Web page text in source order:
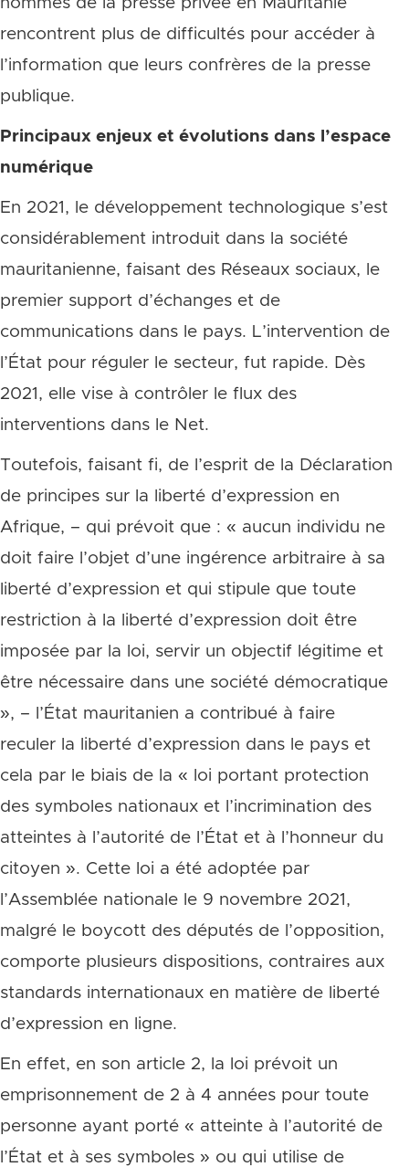
rencontrent plus de difficultés pour accéder à
l’information que leurs confrères de la presse
publique.
Principaux enjeux et évolutions dans l’espace
numérique
En 2021, le développement technologique s’est
considérablement introduit dans la société
mauritanienne, faisant des Réseaux sociaux, le
premier support d’échanges et de
communications dans le pays. L’intervention de
l’État pour réguler le secteur, fut rapide. Dès
2021, elle vise à contrôler le flux des
interventions dans le Net.
Toutefois, faisant fi, de l’esprit de la Déclaration
de principes sur la liberté d’expression en
Afrique, – qui prévoit que : « aucun individu ne
doit faire l’objet d’une ingérence arbitraire à sa
liberté d’expression et qui stipule que toute
restriction à la liberté d’expression doit être
imposée par la loi, servir un objectif légitime et
être nécessaire dans une société démocratique
», – l’État mauritanien a contribué à faire
reculer la liberté d’expression dans le pays et
cela par le biais de la « loi portant protection
des symboles nationaux et l’incrimination des
atteintes à l’autorité de l’État et à l’honneur du
citoyen ». Cette loi a été adoptée par
l’Assemblée nationale le 9 novembre 2021,
malgré le boycott des députés de l’opposition,
comporte plusieurs dispositions, contraires aux
standards internationaux en matière de liberté
d’expression en ligne.
En effet, en son article 2, la loi prévoit un
emprisonnement de 2 à 4 années pour toute
personne ayant porté « atteinte à l’autorité de
l’État et à ses symboles » ou qui utilise de